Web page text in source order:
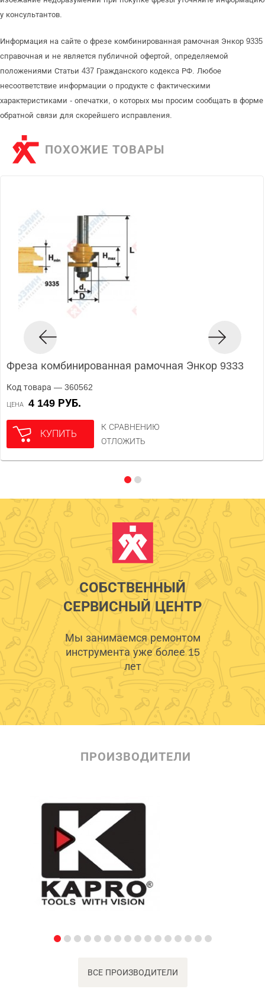
у консультантов.
Информация на сайте о фрезе комбинированная рамочная Энкор 9335
справочная и не является публичной офертой, определяемой
положениями Статьи 437 Гражданского кодекса РФ. Любое
несоответствие информации о продукте с фактическими
характеристиками - опечатки, о которых мы просим сообщать в форме
обратной связи для скорейшего исправления.
ПОХОЖИЕ ТОВАРЫ
Фреза комбинированная рамочная Энкор 9333
Код товара — 360562
ЦЕНА 4 149 РУБ.
КУПИТЬ
К СРАВНЕНИЮ
ОТЛОЖИТЬ
СОБСТВЕННЫЙ
СЕРВИСНЫЙ ЦЕНТР
Мы занимаемся ремонтом
инструмента уже более 15
лет
ПРОИЗВОДИТЕЛИ
ВСЕ ПРОИЗВОДИТЕЛИ